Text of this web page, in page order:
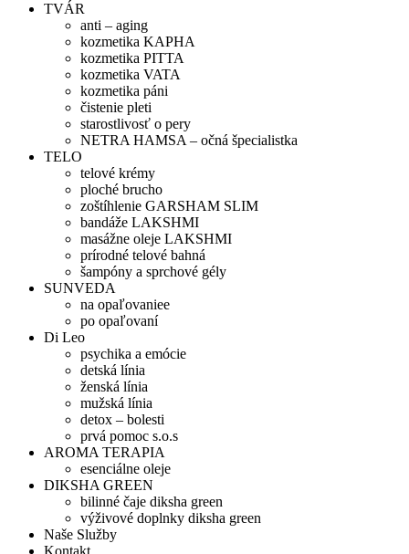
TVÁR
anti – aging
kozmetika KAPHA
kozmetika PITTA
kozmetika VATA
kozmetika páni
čistenie pleti
starostlivosť o pery
NETRA HAMSA – očná špecialistka
TELO
telové krémy
ploché brucho
zoštíhlenie GARSHAM SLIM
bandáže LAKSHMI
masážne oleje LAKSHMI
prírodné telové bahná
šampóny a sprchové gély
SUNVEDA
na opaľovaniee
po opaľovaní
Di Leo
psychika a emócie
detská línia
ženská línia
mužská línia
detox – bolesti
prvá pomoc s.o.s
AROMA TERAPIA
esenciálne oleje
DIKSHA GREEN
bilinné čaje diksha green
výživové doplnky diksha green
Naše Služby
Kontakt